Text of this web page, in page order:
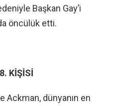
Başkan Gay’i
öncülük etti.
KİŞİSİ
Ackman, dünyanın en